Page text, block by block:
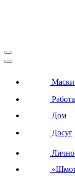
Работа
Дом
Досуг